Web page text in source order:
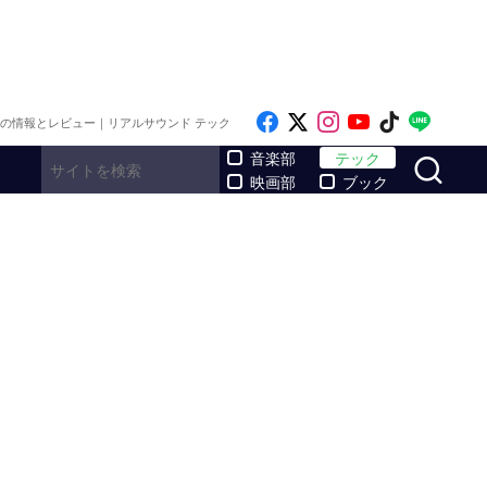
情報とレビュー｜リアルサウンド テック Like on Facebook
Follow on x
Follow on
Follow on
Follow
音楽部
映画部
テック
ブック